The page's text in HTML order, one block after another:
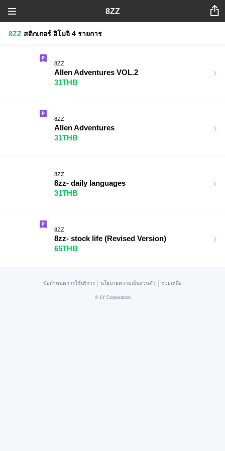
8ZZ
8ZZ สติกเกอร์ อิโมจิ 4 รายการ
8ZZ
Allen Adventures VOL.2
31THB
8ZZ
Allen Adventures
31THB
8ZZ
8zz- daily languages
31THB
8ZZ
8zz- stock life (Revised Version)
65THB
ข้อกำหนดการใช้บริการ นโยบายความเป็นส่วนตัว ช่วยเหลือ
© LY Corporation